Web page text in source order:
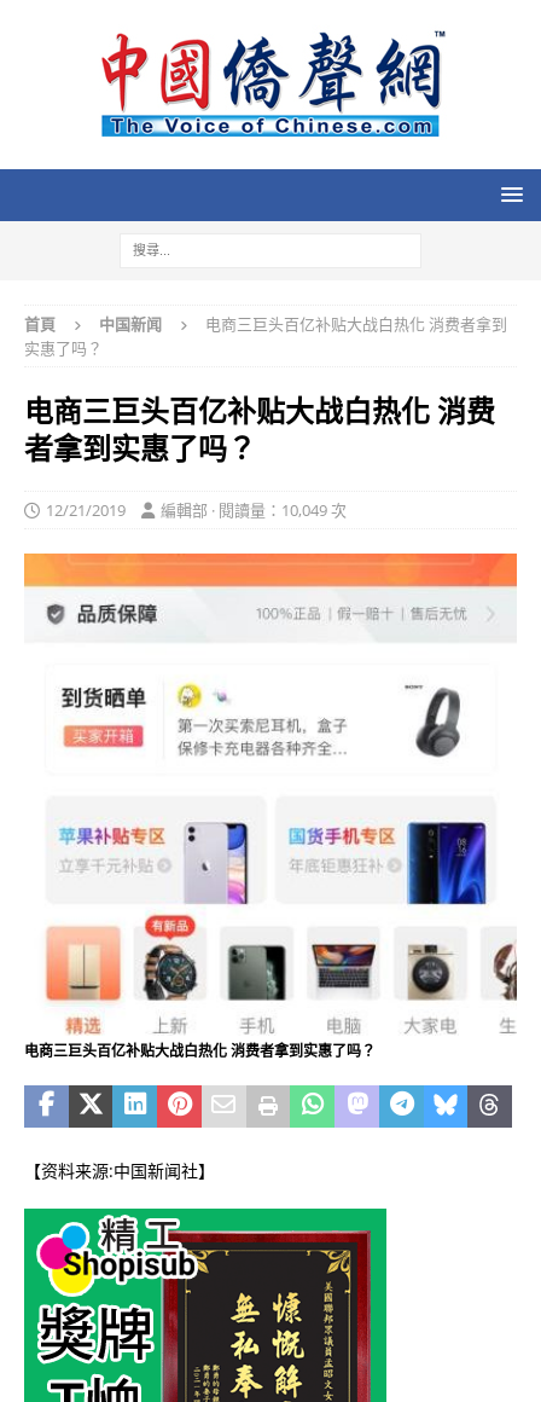
首頁 中国新闻
电商三巨头百亿补贴大战白热化 消费者拿到
实惠了吗？
电商三巨头百亿补贴大战白热化 消费
者拿到实惠了吗？
12/21/2019 編輯部 · 閱讀量：10,049 次
电商三巨头百亿补贴大战白热化 消费者拿到实惠了吗？
【资料来源:中国新闻社】